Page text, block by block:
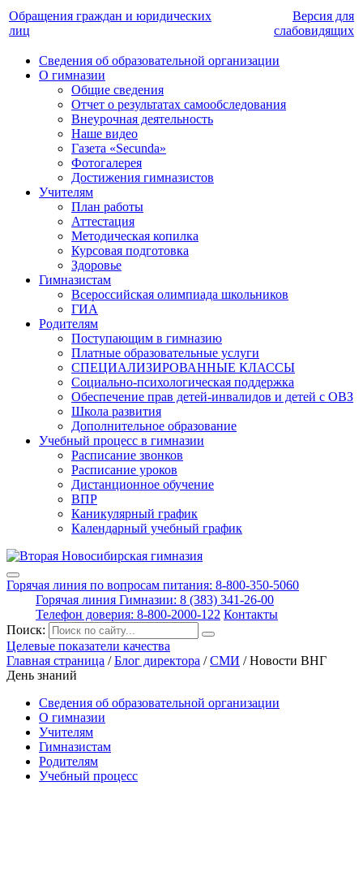
Обращения граждан и юридических
лиц
Версия для
слабовидящих
Сведения об образовательной организации
О гимназии
Общие сведения
Отчет о результатах самообследования
Внеурочная деятельность
Наше видео
Газета «Secunda»
Фотогалерея
Достижения гимназистов
Учителям
План работы
Аттестация
Методическая копилка
Курсовая подготовка
Здоровье
Гимназистам
Всероссийская олимпиада школьников
ГИА
Родителям
Поступающим в гимназию
Платные образовательные услуги
СПЕЦИАЛИЗИРОВАННЫЕ КЛАССЫ
Социально-психологическая поддержка
Обеспечение прав детей-инвалидов и детей с ОВЗ
Школа развития
Дополнительное образование
Учебный процесс в гимназии
Расписание звонков
Расписание уроков
Дистанционное обучение
ВПР
Каникулярный график
Календарный учебный график
Горячая линия по вопросам питания: 8-800-350-5060
Горячая линия Гимназии: 8 (383) 341-26-00
Телефон доверия: 8-800-2000-122 Контакты
Поиск:
Целевые показатели качества
Главная страница /Блог директора /СМИ /Новости ВНГ
День знаний
Сведения об образовательной организации
О гимназии
Учителям
Гимназистам
Родителям
Учебный процесс